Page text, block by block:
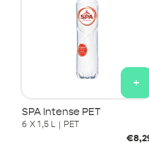
+
SPA Intense PET
6 X 1,5 L | PET
Prix